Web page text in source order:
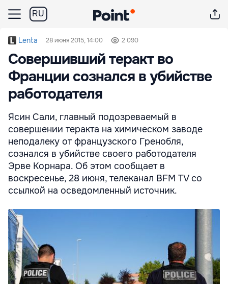
RU
Lenta 28 июня 2015, 14:00 2 090
Совершивший теракт во
Франции сознался в убийстве
работодателя
Ясин Сали, главный подозреваемый в
совершении теракта на химическом заводе
неподалеку от французского Гренобля,
сознался в убийстве своего работодателя
Эрве Корнара. Об этом сообщает в
воскресенье, 28 июня, телеканал BFM TV со
ссылкой на осведомленный источник.